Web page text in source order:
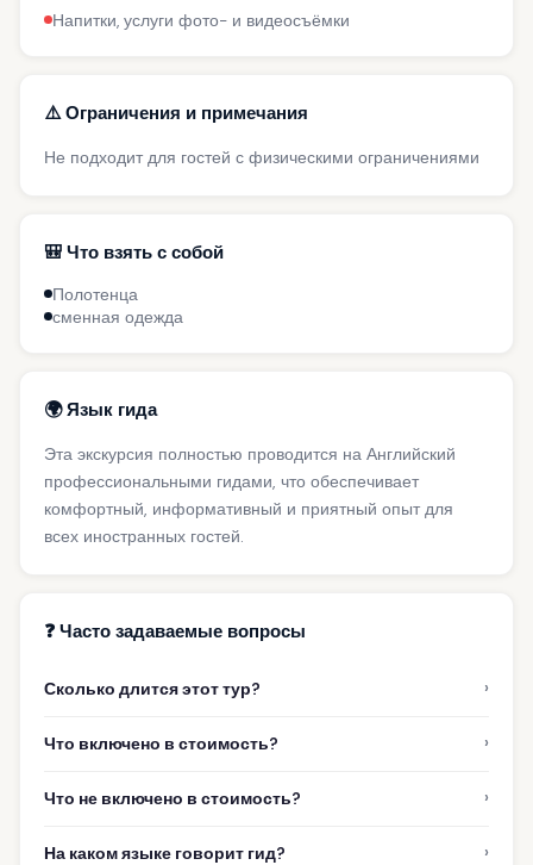
Напитки, услуги фото- и видеосъёмки
⚠️ Ограничения и примечания
Не подходит для гостей с физическими ограничениями
🎒 Что взять с собой
Полотенца
сменная одежда
🌍 Язык гида
Эта экскурсия полностью проводится на Английский
профессиональными гидами, что обеспечивает
комфортный, информативный и приятный опыт для
всех иностранных гостей.
❓ Часто задаваемые вопросы
Сколько длится этот тур? ›
Что включено в стоимость? ›
Что не включено в стоимость? ›
На каком языке говорит гид? ›